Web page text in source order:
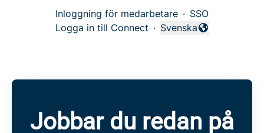
Inloggning för medarbetare · SSO
Logga in till Connect ·
Byt språk
Svenska
Jobbar du redan på